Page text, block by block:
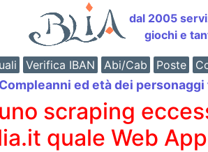
dal 2005
giochi e
Verifica IBAN Abi/Cab Poste
Compleanni ed età dei
scraping
quale Web